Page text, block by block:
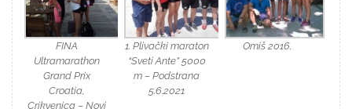
FINA
Ultramarathon
Grand Prix
Croatia,
Crikvenica – Novi
1. Plivački maraton
“Sveti Ante” 5000
m – Podstrana
5.6.2021
Omiš 2016.